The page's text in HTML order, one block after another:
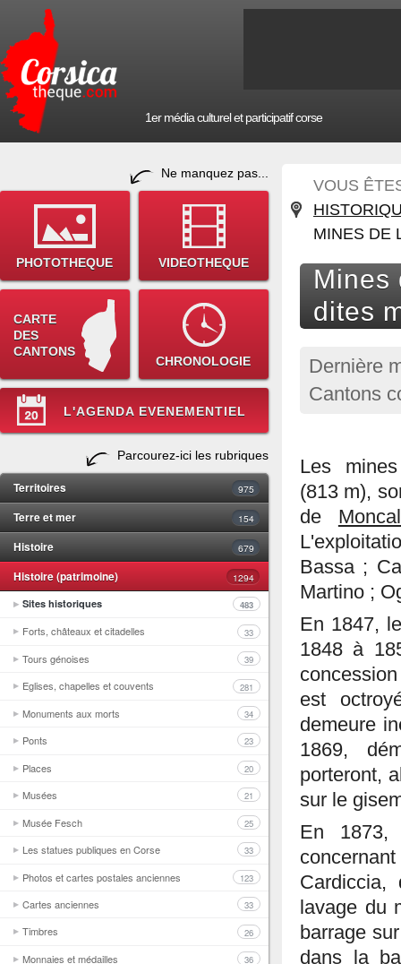
1er média culturel et participatif corse
Ne manquez pas...
PHOTOTHEQUE VIDEOTHEQUE
CARTE
DES
CANTONS
CHRONOLOGIE
L'AGENDA EVENEMENTIEL
Parcourez-ici les rubriques
Territoires 975
Terre et mer 154
Histoire 679
Histoire (patrimoine)
1294
Sites historiques
483
Forts, châteaux et citadelles 33
Tours génoises 39
Eglises, chapelles et couvents 281
Monuments aux morts 34
Ponts 23
Places 20
Musées 21
Musée Fesch 25
Les statues publiques en Corse 33
Photos et cartes postales anciennes 123
Cartes anciennes 33
Timbres 26
Monnaies et médailles 36
VOUS
MINES DE
Mines
dites
Dernière
Cantons
Les
(813 m),
de
Bassa ;
Martino ;
En 1847,
1848 à
est
demeure
1869,
porteront,
sur le
En 1873,
Cardiccia,
lavage du
barrage
dans la